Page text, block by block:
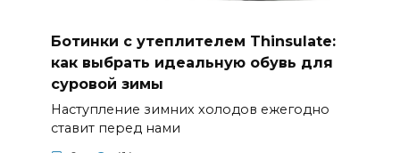
Ботинки с утеплителем Thinsulate:
как выбрать идеальную обувь для
суровой зимы
Наступление зимних холодов ежегодно
ставит перед нами